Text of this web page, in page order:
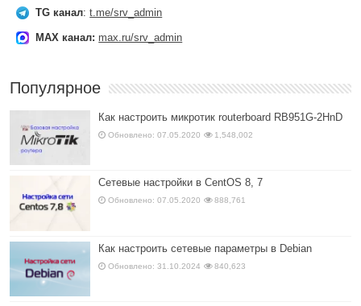
TG канал:t.me/srv_admin
MAX канал: max.ru/srv_admin
Популярное
Как настроить микротик routerboard RB951G-2HnD
Обновлено: 07.05.2020 1,548,002
Сетевые настройки в CentOS 8, 7
Обновлено: 07.05.2020 888,761
Как настроить сетевые параметры в Debian
Обновлено: 31.10.2024 840,623